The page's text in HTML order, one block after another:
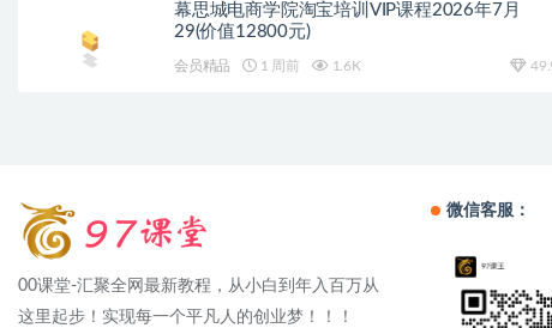
幕思城电商学院淘宝培训VIP课程2026年7月
29(价值12800元)
会员精品 1 周前 1.6K
00课堂-汇聚全网最新教程，从小白到年入百万从
这里起步！实现每一个平凡人的创业梦！！！
微信客服：